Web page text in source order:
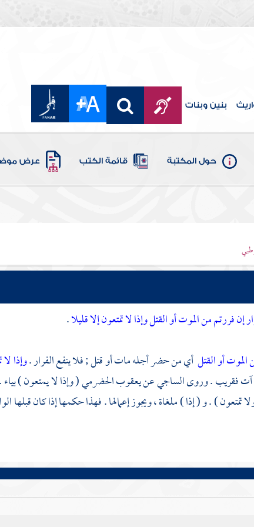
بنين وبنات
حول المكتبة قائمة الكتب عرض
إن فررتم من الموت أو القتل وإذا لا تمتعون إلا قليلا.
أو القتلأي من حضر أجله مات أو قتل ; فلا ينفع الفرار .وإذا
آت فقريب . وروىالساجيعنيعقوب الحضرمي( وإذا لا يمتعون )
) . و ( إذا ) ملغاة ، ويجوز إعمالها . فهذا حكمها إذا كان قبلها